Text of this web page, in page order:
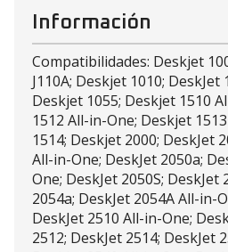
Información
Compatibilidades: Deskjet
J110A; Deskjet 1010; DeskJet
Deskjet 1055; Deskjet 1510
1512 All-in-One; Deskjet
1514; Deskjet 2000; DeskJet
All-in-One; DeskJet 2050a;
One; DeskJet 2050S; DeskJet
2054a; DeskJet 2054A All-in-
DeskJet 2510 All-in-One;
2512; DeskJet 2514; DeskJet